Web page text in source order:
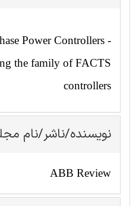
Power Controllers -
the family of FACTS
controllers
نویسنده/ناشر/نام
ABB Review